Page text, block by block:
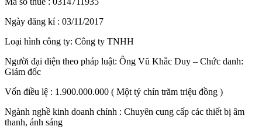
Ngày đăng kí : 03/11/2017
Loại hình công ty: Công ty TNHH
Người đại diện theo pháp luật: Ông Vũ Khắc Duy – Chức danh:
Giám đốc
Vốn điều lệ : 1.900.000.000 ( Một tỷ chín trăm triệu đồng )
Ngành nghề kinh doanh chính : Chuyên cung cấp các thiết bị âm
thanh, ánh sáng